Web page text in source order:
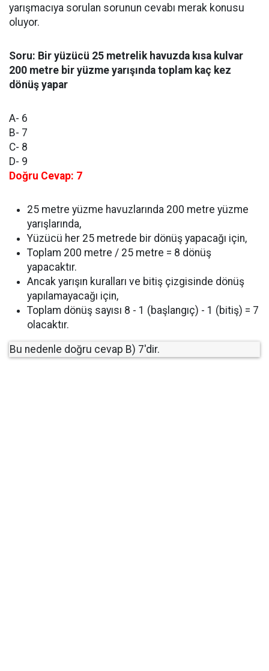
yarışmacıya sorulan sorunun cevabı merak konusu
oluyor.
Soru: Bir yüzücü 25 metrelik havuzda kısa kulvar
200 metre bir yüzme yarışında toplam kaç kez
dönüş yapar
A- 6
B- 7
C- 8
D- 9
Doğru Cevap: 7
25 metre yüzme havuzlarında 200 metre yüzme
yarışlarında,
Yüzücü her 25 metrede bir dönüş yapacağı için,
Toplam 200 metre / 25 metre = 8 dönüş
yapacaktır.
Ancak yarışın kuralları ve bitiş çizgisinde dönüş
yapılamayacağı için,
Toplam dönüş sayısı 8 - 1 (başlangıç) - 1 (bitiş) = 7
olacaktır.
Bu nedenle doğru cevap B) 7'dir.